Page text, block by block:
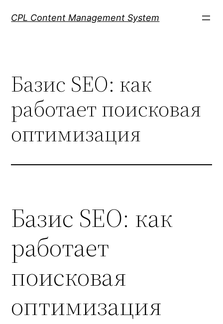
CPL Content Management System
Базис SEO: как
работает поисковая
оптимизация
Базис SEO: как
работает
поисковая
оптимизация